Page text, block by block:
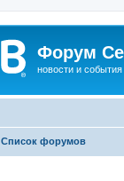
Форум
новости и
Список форумов